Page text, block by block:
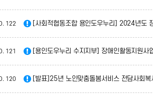
122 [사회적협동조합 용인도우누리] 2024년도
121 [용인도우누리 수지지부] 장애인활동지원사업
120 [발표]25년 노인맞춤돌봄서비스 전담사회복